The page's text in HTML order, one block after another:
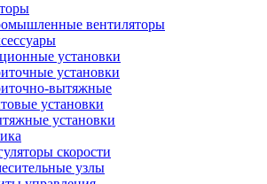
вентиляторы
установки
установки
вытяжные
установки
установки
скорости
узлы